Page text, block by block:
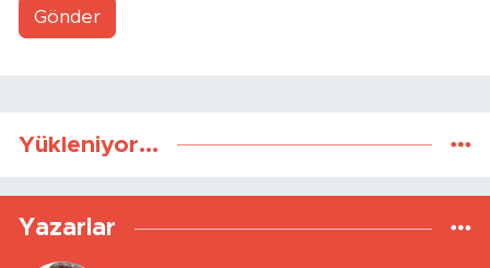
Gönder
Yükleniyor...
Yazarlar